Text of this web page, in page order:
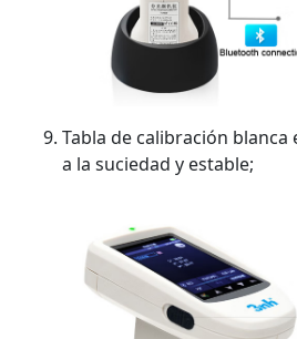
Tabla de calibración
a la suciedad y estable;